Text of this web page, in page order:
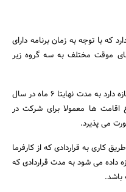
که با توجه به زمان برنامه دارای
موقت مختلف به سه گروه زیر
در این نوع اقامت فرد اجازه دارد به مدت نهایتا 6 ماه در سال
ها معمولا برای شرکت در
می پذیرد.
کاری به قراردادی که از کارفرما
داده می شود به مدت قراردادی که
باشد.